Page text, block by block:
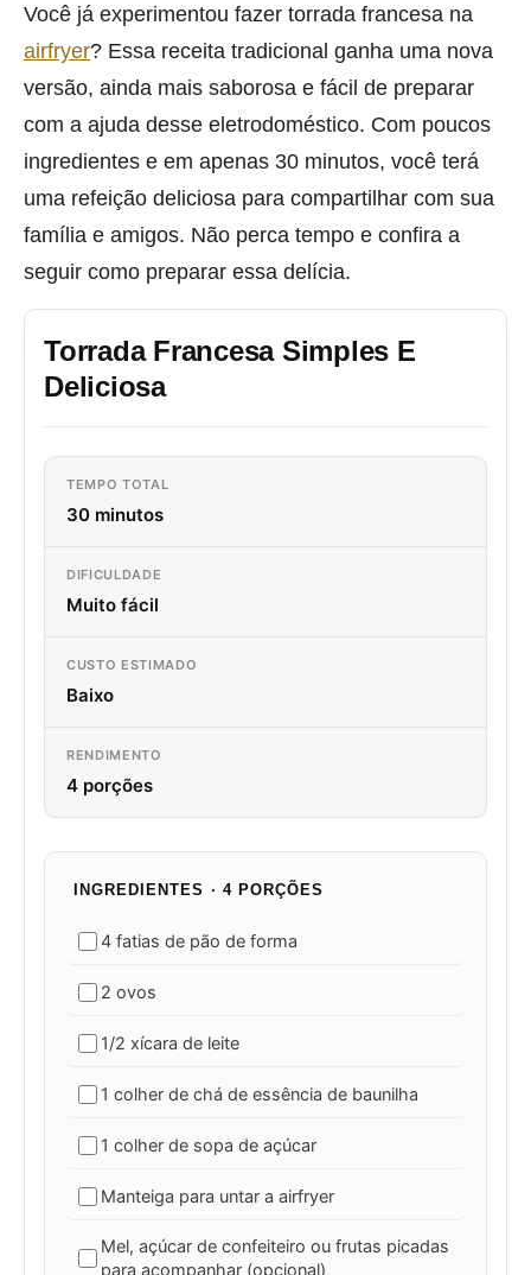
Você já experimentou fazer torrada francesa na
airfryer? Essa receita tradicional ganha uma nova
versão, ainda mais saborosa e fácil de preparar
com a ajuda desse eletrodoméstico. Com poucos
ingredientes e em apenas 30 minutos, você terá
uma refeição deliciosa para compartilhar com sua
família e amigos. Não perca tempo e confira a
seguir como preparar essa delícia.
Torrada Francesa Simples E
Deliciosa
TEMPO TOTAL
30 minutos
DIFICULDADE
Muito fácil
CUSTO ESTIMADO
Baixo
RENDIMENTO
4 porções
INGREDIENTES · 4 PORÇÕES
4 fatias de pão de forma
2 ovos
1/2 xícara de leite
1 colher de chá de essência de baunilha
1 colher de sopa de açúcar
Manteiga para untar a airfryer
Mel, açúcar de confeiteiro ou frutas picadas
para acompanhar (opcional)